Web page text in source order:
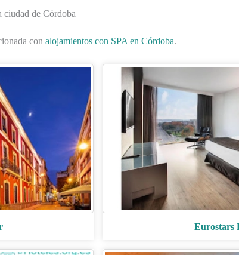
ciudad de Córdoba
con alojamientos con SPA en Córdoba.
Eurostars